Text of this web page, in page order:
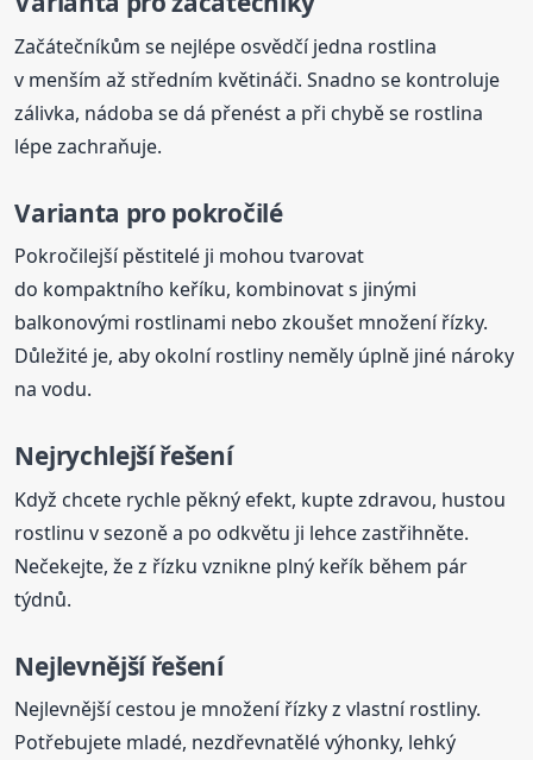
Začátečníkům se nejlépe osvědčí jedna rostlina
v menším až středním květináči. Snadno se kontroluje
zálivka, nádoba se dá přenést a při chybě se rostlina
lépe zachraňuje.
Varianta pro pokročilé
Pokročilejší pěstitelé ji mohou tvarovat
do kompaktního keříku, kombinovat s jinými
balkonovými rostlinami nebo zkoušet množení řízky.
Důležité je, aby okolní rostliny neměly úplně jiné nároky
na vodu.
Nejrychlejší řešení
Když chcete rychle pěkný efekt, kupte zdravou, hustou
rostlinu v sezoně a po odkvětu ji lehce zastřihněte.
Nečekejte, že z řízku vznikne plný keřík během pár
týdnů.
Nejlevnější řešení
Nejlevnější cestou je množení řízky z vlastní rostliny.
Potřebujete mladé, nezdřevnatělé výhonky, lehký